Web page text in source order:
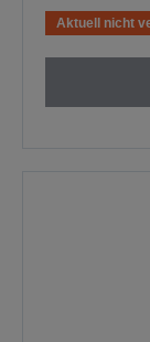
Aktuell nicht